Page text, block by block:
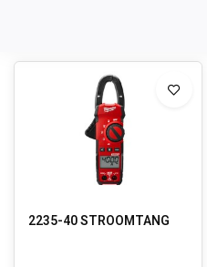
2235-40 STROOMTANG